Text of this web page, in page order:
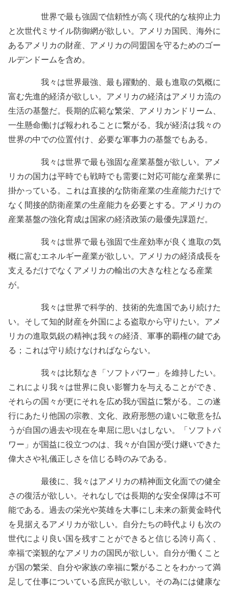
世界で最も強固で信頼性が高く現代的な核抑止力
と次世代ミサイル防御網が欲しい。アメリカ国民、海外に
あるアメリカの財産、アメリカの同盟国を守るためのゴー
ルデンドームを含め。
我々は世界最強、最も躍動的、最も進取の気概に
富む先進的経済が欲しい。アメリカの経済はアメリカ流の
生活の基盤だ。長期的広範な繁栄、アメリカンドリーム、
一生懸命働けば報われることに繋がる。我が経済は我々の
世界の中での位置付け、必要な軍事力の基盤でもある。
我々は世界で最も強固な産業基盤が欲しい。アメ
リカの国力は平時でも戦時でも需要に対応可能な産業界に
掛かっている。これは直接的な防衛産業の生産能力だけで
なく間接的防衛産業の生産能力を必要とする。アメリカの
産業基盤の強化育成は国家の経済政策の最優先課題だ。
我々は世界で最も強固で生産効率が良く進取の気
概に富むエネルギー産業が欲しい。アメリカの経済成長を
支えるだけでなくアメリカの輸出の大きな柱となる産業
が。
我々は世界で科学的、技術的先進国であり続けた
い。そして知的財産を外国による盗取から守りたい。アメ
リカの進取気鋭の精神は我々の経済、軍事的覇権の鍵であ
る；これは守り続けなければならない。
我々は比類なき「ソフトパワー」を維持したい。
これにより我々は世界に良い影響力を与えることができ、
それらの国々が更にそれを広め我が国益に繋がる。この遂
行にあたり他国の宗教、文化、政府形態の違いに敬意を払
うが自国の過去や現在を卑屈に思いはしない。「ソフトパ
ワー」が国益に役立つのは、我々が自国が受け継いできた
偉大さや礼儀正しさを信じる時のみである。
最後に、我々はアメリカの精神面文化面での健全
さの復活が欲しい。それなしでは長期的な安全保障は不可
能である。過去の栄光や英雄を大事にし未来の新黄金時代
を見据えるアメリカが欲しい。自分たちの時代よりも次の
世代により良い国を残すことができると信じる誇り高く、
幸福で楽観的なアメリカの国民が欲しい。自分が働くこと
が国の繁栄、自分や家族の幸福に繋がることをわかって満
足して仕事についている庶民が欲しい。その為には健康な